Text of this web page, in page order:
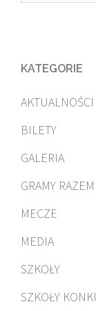
KATEGORIE
AKTUALNOŚCI
BILETY
GALERIA
GRAMY RAZEM
MECZE
MEDIA
SZKOŁY
SZKOŁY